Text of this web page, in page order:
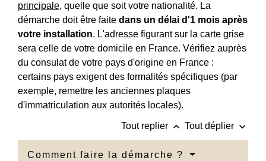
principale, quelle que soit votre nationalité. La
démarche doit être faite dans un délai d'1 mois après
votre installation. L'adresse figurant sur la carte grise
sera celle de votre domicile en France. Vérifiez auprès
du consulat de votre pays d'origine en France :
certains pays exigent des formalités spécifiques (par
exemple, remettre les anciennes plaques
d'immatriculation aux autorités locales).
Tout replier keyboard_arrow_up Tout déplier keyboard_arrow_down
Comment faire la démarche ?